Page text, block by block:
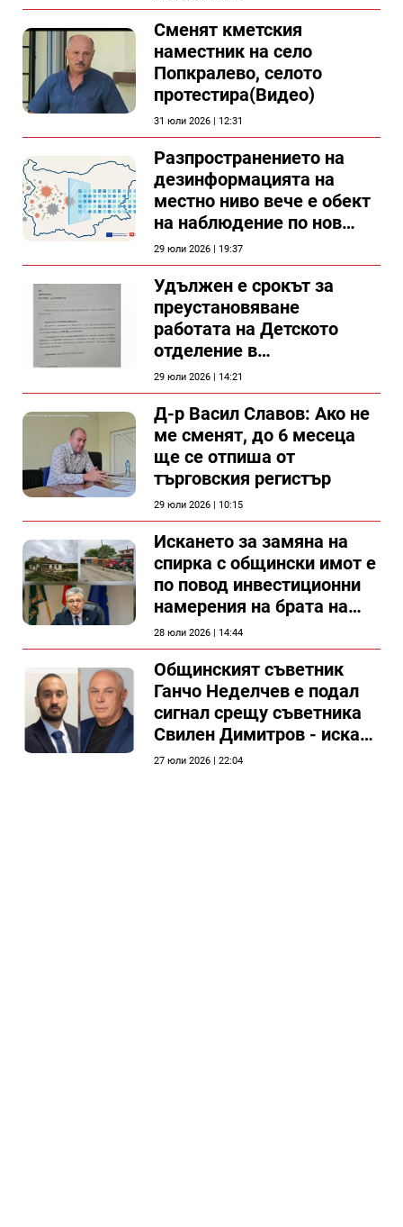
Сменят кметския
наместник на село
Попкралево, селото
протестира(Видео)
31 юли 2026 | 12:31
Разпространението на
дезинформацията на
местно ниво вече е обект
на наблюдение по нов
проект
29 юли 2026 | 19:37
Удължен е срокът за
преустановяване
работата на Детското
отделение в
силистренската болница
29 юли 2026 | 14:21
Д-р Васил Славов: Ако не
ме сменят, до 6 месеца
ще се отпиша от
търговския регистър
29 юли 2026 | 10:15
Искането за замяна на
спирка с общински имот е
по повод инвестиционни
намерения на брата на
председателя на
Общински съвет Силистра
28 юли 2026 | 14:44
Общинският съветник
Ганчо Неделчев е подал
сигнал срещу съветника
Свилен Димитров - иска
етичната комисия на
27 юли 2026 | 22:04